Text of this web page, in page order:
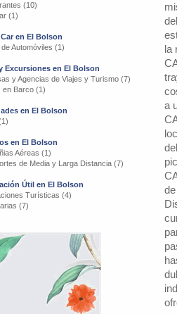
(10)
(1)
en El Bolson
de Automóviles (1)
Excursiones en El Bolson
y Agencias de Viajes y Turismo (7)
en Barco (1)
en El Bolson
en El Bolson
Aéreas (1)
de Media y Larga Distancia (7)
Útil en El Bolson
Turísticas (4)
(7)
la
a